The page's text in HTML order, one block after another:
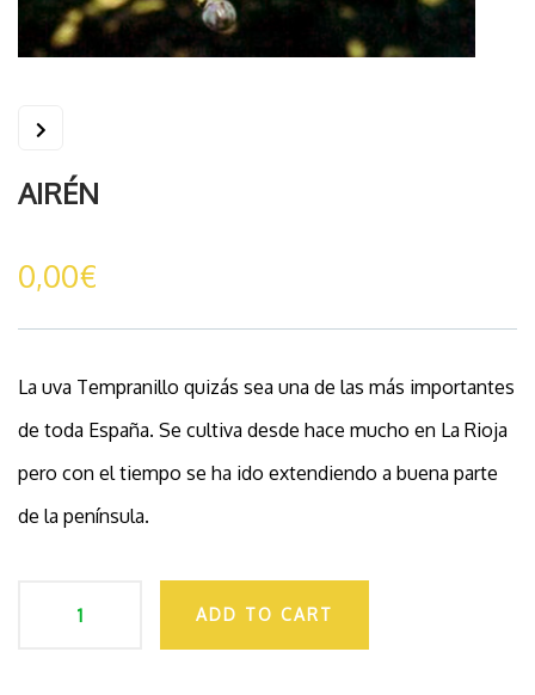
AIRÉN
0,00€
La uva Tempranillo quizás sea una de las más importantes
de toda España. Se cultiva desde hace mucho en La Rioja
pero con el tiempo se ha ido extendiendo a buena parte
de la península.
ADD TO CART